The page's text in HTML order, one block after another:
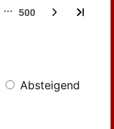
… 500
Absteigend